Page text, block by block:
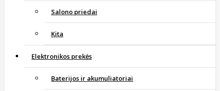
Salono priedai
Kita
Elektronikos prekės
Baterijos ir akumuliatoriai